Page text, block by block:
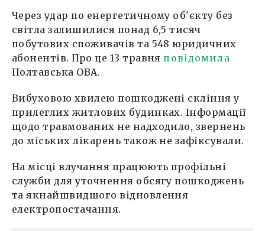
Через удар по енергетичному об'єкту без
світла залишилися понад 6,5 тисяч
побутових споживачів та 548 юридичних
абонентів. Про це 13 травняповідомила
Полтавська ОВА.
Вибуховою хвилею пошкоджені скління у
прилеглих житлових будинках. Інформації
щодо травмованих не надходило, звернень
до міських лікарень також не зафіксували.
На місці влучання працюють профільні
служби для уточнення обсягу пошкоджень
та якнайшвидшого відновлення
електропостачання.